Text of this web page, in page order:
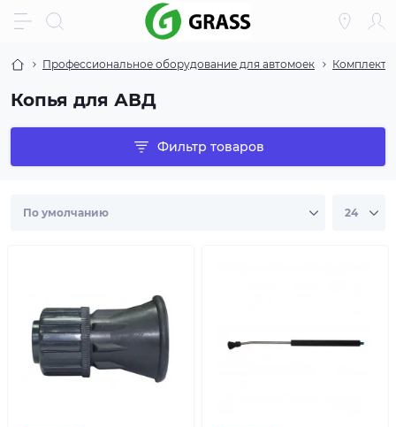
Профессиональное оборудование для автомоек
Копья для АВД
Фильтр товаров